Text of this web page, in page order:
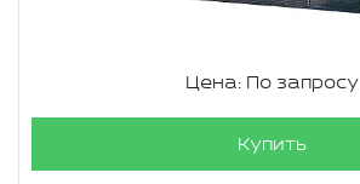
Цена: По запросу
Купить